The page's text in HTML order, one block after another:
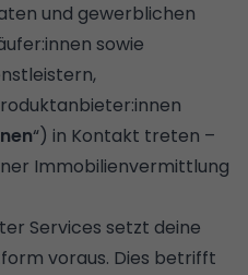
und gewerblichen
sowie
“) in Kontakt treten –
Immobilienvermittlung
Services setzt deine
voraus. Dies betrifft